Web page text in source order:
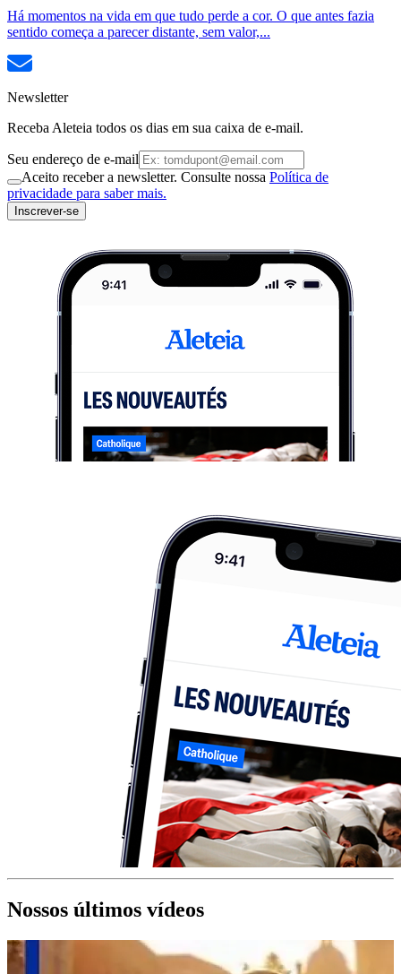
Há momentos na vida em que tudo perde a cor. O que antes fazia
sentido começa a parecer distante, sem valor,...
Newsletter
Receba Aleteia todos os dias em sua caixa de e-mail.
Seu endereço de e-mail
Aceito receber a newsletter. Consulte nossa Política de
privacidade para saber mais.
Inscrever-se
Nossos últimos vídeos